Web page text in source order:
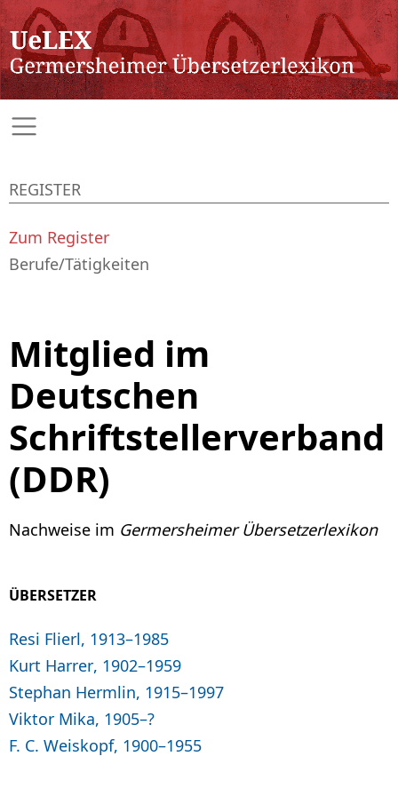
Mitglied im
Deutschen
Schriftstellerverband
(DDR)
Nachweise im Germersheimer Übersetzerlexikon
ÜBERSETZER
Resi Flierl, 1913–1985
Kurt Harrer, 1902–1959
Stephan Hermlin, 1915–1997
Viktor Mika, 1905–?
F. C. Weiskopf, 1900–1955
REGISTER
Zum Register
Berufe/Tätigkeiten